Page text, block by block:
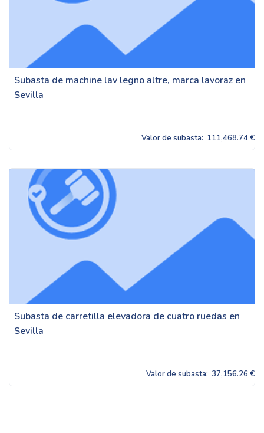
Subasta de machine lav legno altre, marca lavoraz en
Sevilla
Valor de subasta: 111,468.74 €
Subasta de carretilla elevadora de cuatro ruedas en
Sevilla
Valor de subasta: 37,156.26 €